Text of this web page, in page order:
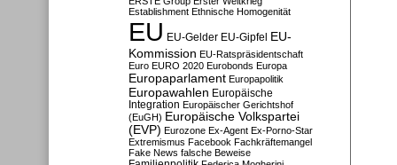
Establishment Ethnische Homogenität
EU EU-Gelder EU-Gipfel EU-
Kommission EU-Ratspräsidentschaft
Euro EURO 2020 Eurobonds Europa
Europaparlament Europapolitik
Europawahlen Europäische
Integration Europäischer Gerichtshof
(EuGH) Europäische Volkspartei
(EVP) Eurozone Ex-Agent Ex-Porno-Star
Extremismus Facebook Fachkräftemangel
Fake News falsche Beweise